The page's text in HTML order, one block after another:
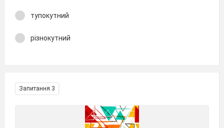
тупокутний
різнокутний
Запитання 3